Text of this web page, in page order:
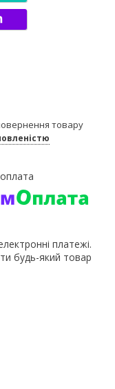
товару
платежі.
будь-який товар